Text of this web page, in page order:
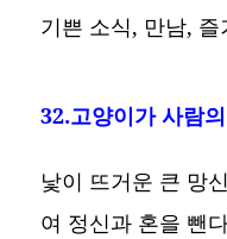
기쁜 소식, 만남,
32.고양이가 사람
낯이 뜨거운 큰 망
여 정신과 혼을 뺀